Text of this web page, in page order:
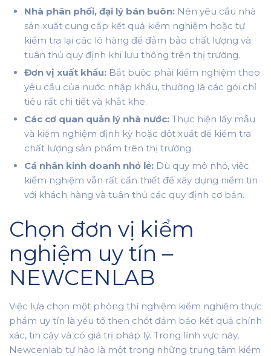
Nhà phân phối, đại lý bán buôn: Nên yêu cầu nhà
sản xuất cung cấp kết quả kiểm nghiệm hoặc tự
kiểm tra lại các lô hàng để đảm bảo chất lượng và
tuân thủ quy định khi lưu thông trên thị trường.
Đơn vị xuất khẩu: Bắt buộc phải kiểm nghiệm theo
yêu cầu của nước nhập khẩu, thường là các gói chỉ
tiêu rất chi tiết và khắt khe.
Các cơ quan quản lý nhà nước: Thực hiện lấy mẫu
và kiểm nghiệm định kỳ hoặc đột xuất để kiểm tra
chất lượng sản phẩm trên thị trường.
Cá nhân kinh doanh nhỏ lẻ: Dù quy mô nhỏ, việc
kiểm nghiệm vẫn rất cần thiết để xây dựng niềm tin
với khách hàng và tuân thủ các quy định cơ bản.
Chọn đơn vị kiểm
nghiệm uy tín –
NEWCENLAB
Việc lựa chọn một phòng thí nghiệm kiểm nghiệm thực
phẩm uy tín là yếu tố then chốt đảm bảo kết quả chính
xác, tin cậy và có giá trị pháp lý. Trong lĩnh vực này,
Newcenlab tự hào là một trong những trung tâm kiểm